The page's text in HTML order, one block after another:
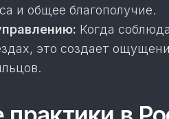
и общее благополучие.
Когда
это создает